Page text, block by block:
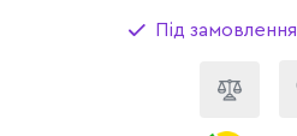
Під замовлення